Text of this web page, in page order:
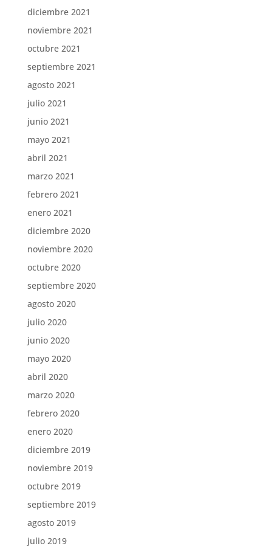
diciembre 2021
noviembre 2021
octubre 2021
septiembre 2021
agosto 2021
julio 2021
junio 2021
mayo 2021
abril 2021
marzo 2021
febrero 2021
enero 2021
diciembre 2020
noviembre 2020
octubre 2020
septiembre 2020
agosto 2020
julio 2020
junio 2020
mayo 2020
abril 2020
marzo 2020
febrero 2020
enero 2020
diciembre 2019
noviembre 2019
octubre 2019
septiembre 2019
agosto 2019
julio 2019